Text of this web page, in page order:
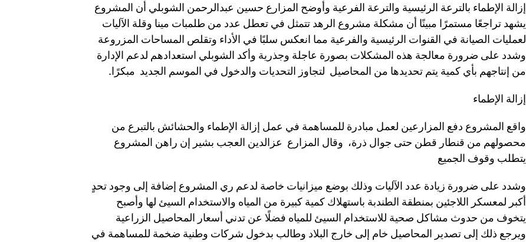
إزالة الإطماء بالترعة الرئيسية والترعة الفرعية وأوضح المزارع حسين عبدالرحمن الشوبلي أن المشروع
يشهد تراجعًا مستمرًا مبينًا أن مشكلة مشروع الرهد تتمثل في تعطل عدد من طلمبات مينا وقلة الآليات
لعمليات الصيانة في القنوات الرئيسية والفرعية مما انعكس سلبًا في الأداء وتقلص المساحات المزروعة
وشدد على ضرورة معالجة هذه المشكلات بصورة عاجلة وجذرية وأكد الشوبلي استعدادهم لدعم الإدارة
من إنتاجهم بأي كمية يتم تحديدها من المحاصيل لتجاوز التحديات والدخول في الموسم الجديد مبكرًا.
إزالة الإطماء
واقع المشروع دفع المزارعين لعمل مبادرة للمساهمة في عمل إزالة الإطماء والحشائش بالتبرع من
محصولهم من قنطار قطن حتى جوال ذرة، وقال المزارع عزالدين العجب بشير إن راهن المشروع
يتطلب وقوف الجميع
وشدد على ضرورة زيادة عدد الآليات وذلك بوضع ميزانيات خاصة لدعم ري المشروع إضافة إلى وجود تحدٍ
أكبر لمعسكر اللاجئين بمنطقة الطندبة باستهلاك كمية كبيرة من المياه والاستخدام السيئ لها وأصبح
يتخوف من حدوث مشاكل صحية للاستخدام السيئ للمياه فضلًا عن تدني أسعار المحاصيل الزراعية
ويرجع ذلك إلى تصدير المحاصيل خام إلى خارج البلاد وطالب بدخول شركات وطنية ضخمة للمساهمة في